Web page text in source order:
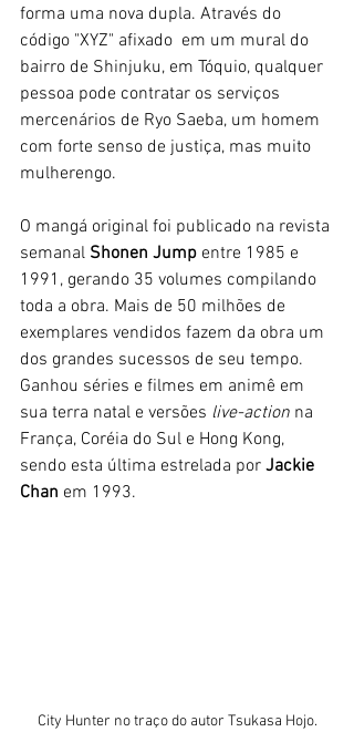
forma uma nova dupla. Através do
código "XYZ" afixado  em um mural do
bairro de Shinjuku, em Tóquio, qualquer
pessoa pode contratar os serviços
mercenários de Ryo Saeba, um homem
com forte senso de justiça, mas muito
mulherengo.
O mangá original foi publicado na revista
semanal Shonen Jump entre 1985 e
1991, gerando 35 volumes compilando
toda a obra. Mais de 50 milhões de
exemplares vendidos fazem da obra um
dos grandes sucessos de seu tempo.
Ganhou séries e filmes em animê em
sua terra natal e versões live-action na
França, Coréia do Sul e Hong Kong,
sendo esta última estrelada por Jackie
Chan em 1993.
City Hunter no traço do autor Tsukasa Hojo.